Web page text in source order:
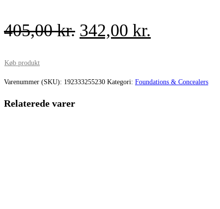
405,00kr. Den
var:
342,00 kr.
er:
Køb produkt
Varenummer (SKU): 192333255230 Kategori: Foundations & Concealers
Relaterede varer